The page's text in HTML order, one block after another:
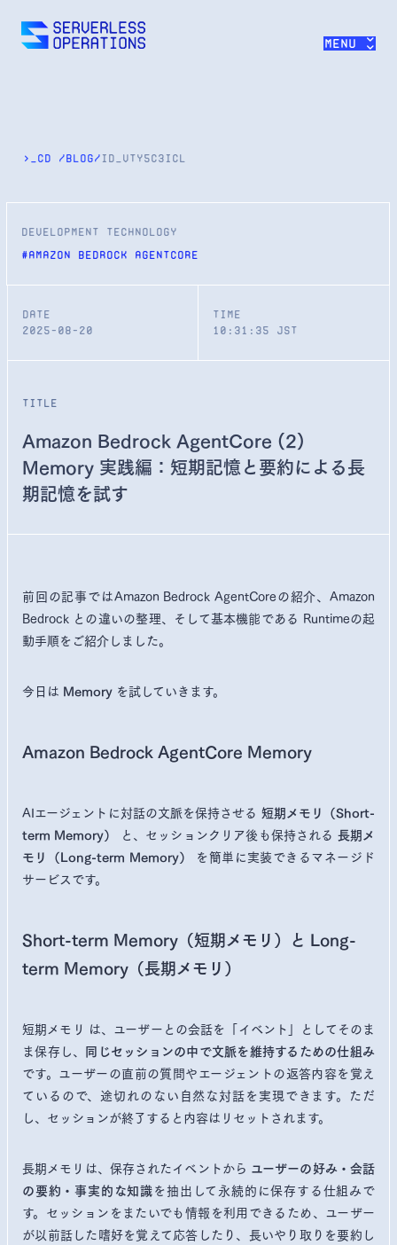
Menu >>
>_cd /blog/ id_ vty5c3icl
development technology
#Amazon Bedrock AgentCore
Date
2025-08-20
Time
10:31:35 JST
title
Amazon Bedrock AgentCore (2)
Memory 実践編：短期記憶と要約による長
期記憶を試す
前回の記事ではAmazon Bedrock AgentCoreの紹介、Amazon
Bedrock との違いの整理、そして基本機能である Runtimeの起
動手順をご紹介しました。
今日は Memory を試していきます。
Amazon Bedrock AgentCore Memory
AIエージェントに対話の文脈を保持させる 短期メモリ（Short-
term Memory）
と、セッションクリア後も保持される 長期メ
モリ（Long-term Memory）
を簡単に実装できるマネージド
サービスです。
Short-term Memory（短期メモリ）と Long-
term Memory（長期メモリ）
短期メモリ は、ユーザーとの会話を「イベント」としてそのま
ま保存し、 同じセッションの中で文脈を維持するための仕組み
です。ユーザーの直前の質問やエージェントの返答内容を覚え
ているので、途切れのない自然な対話を実現できます。ただ
し、セッションが終了すると内容はリセットされます。
長期メモリは、保存されたイベントから ユーザーの好み・会話
の要約・事実的な知識を抽出して永続的に保存する仕組みで
す。セッションをまたいでも情報を利用できるため、ユーザー
が以前話した嗜好を覚えて応答したり、長いやり取りを要約し